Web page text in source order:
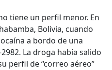
tiene un perfil menor. En
Bolivia, cuando
a bordo de una
La droga había salido
perfil de “correo aéreo”